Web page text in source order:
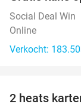
Social Deal Win
Online
Verkocht:
2 heats